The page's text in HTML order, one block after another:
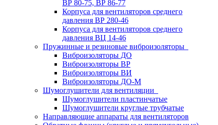
ВР 80-75, ВР 86-77
Корпуса для вентиляторов среднего
давления ВР 280-46
Корпуса для вентиляторов среднего
давления ВЦ 14-46
Пружинные и резиновые виброизоляторы
Виброизоляторы ДО
Виброизоляторы ВР
Виброизоляторы ВИ
Виброизоляторы ДО-М
Шумоглушители для вентиляции
Шумоглушители пластинчатые
Шумоглушители круглые трубчатые
Направляющие аппараты для вентиляторов